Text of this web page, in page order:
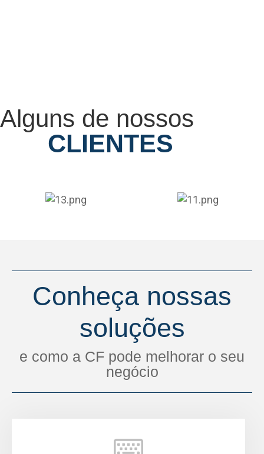
Alguns de nossos
CLIENTES
Conheça nossas
soluções
e como a CF pode melhorar o seu
negócio